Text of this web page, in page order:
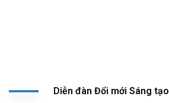
Diễn đàn Đổi mới Sáng tạo